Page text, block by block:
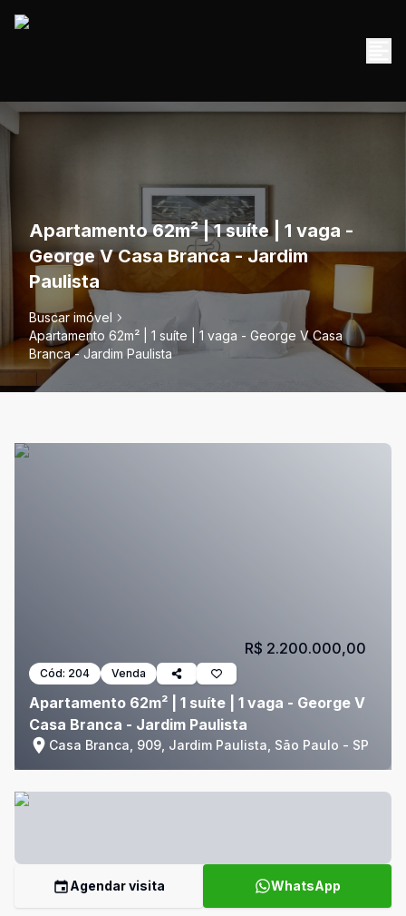
Apartamento 62m² | 1 suíte | 1 vaga -
George V Casa Branca - Jardim
Paulista
Buscar imóvel
Apartamento 62m² | 1 suíte | 1 vaga - George V Casa
Branca - Jardim Paulista
Cód: 204 Venda
Apartamento 62m² | 1 suíte | 1 vaga - George V
Casa Branca - Jardim Paulista
Casa Branca, 909, Jardim Paulista, São Paulo - SP
R$ 2.200.000,00
Agendar visita WhatsApp